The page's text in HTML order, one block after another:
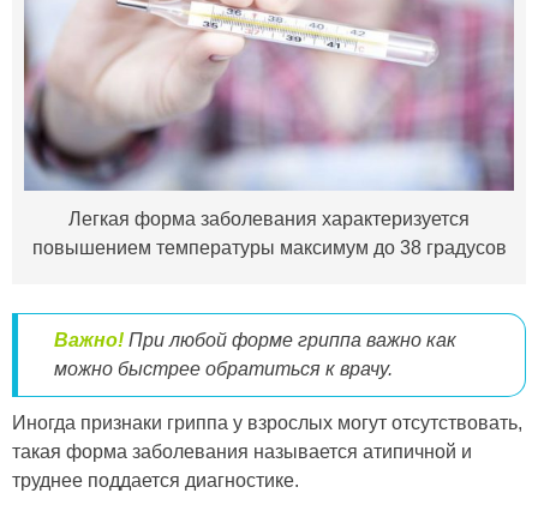
Легкая форма заболевания характеризуется
повышением температуры максимум до 38 градусов
Важно! При любой форме гриппа важно как
можно быстрее обратиться к врачу.
Иногда признаки гриппа у взрослых могут отсутствовать,
такая форма заболевания называется атипичной и
труднее поддается диагностике.